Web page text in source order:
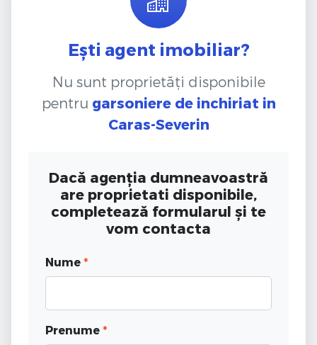
Ești agent imobiliar?
Nu sunt proprietăți disponibile
pentru garsoniere de inchiriat in
Caras-Severin
Dacă agenția dumneavoastră
are proprietati disponibile,
completează formularul și te
vom contacta
Nume *
Prenume *